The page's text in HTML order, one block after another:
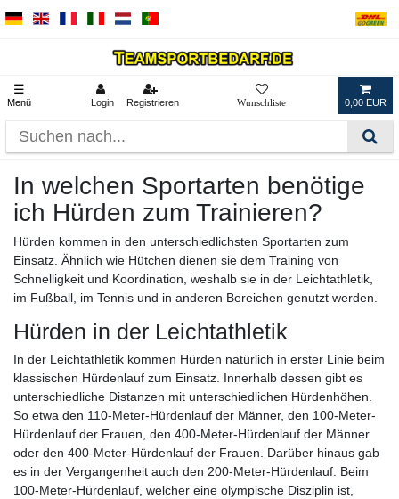
☰
Menü Login Registrieren 0,00 EUR
In welchen Sportarten benötige
ich Hürden zum Trainieren?
Hürden kommen in den unterschiedlichsten Sportarten zum
Einsatz. Ähnlich wie Hütchen dienen sie dem Training von
Schnelligkeit und Koordination, weshalb sie in der Leichtathletik,
im Fußball, im Tennis und in anderen Bereichen genutzt werden.
Hürden in der Leichtathletik
In der Leichtathletik kommen Hürden natürlich in erster Linie beim
klassischen Hürdenlauf zum Einsatz. Innerhalb dessen gibt es
unterschiedliche Distanzen mit unterschiedlichen Hürdenhöhen.
So etwa den 110-Meter-Hürdenlauf der Männer, den 100-Meter-
Hürdenlauf der Frauen, den 400-Meter-Hürdenlauf der Männer
oder den 400-Meter-Hürdenlauf der Frauen. Darüber hinaus gab
es in der Vergangenheit auch den 200-Meter-Hürdenlauf. Beim
100-Meter-Hürdenlauf, welcher eine olympische Disziplin ist,